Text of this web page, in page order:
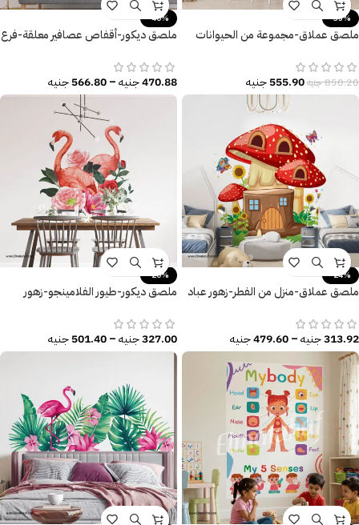
-35%
ملصق عملاق-مجموعة من الحيوانات
850.20جنيه555.90جنيه
-40%
ملصق ديكور-أقفاص عصافير معلقة-فرع
470.88جنيه–
566.80جنيه
-24%
ملصق عملاق-منزل من الفطر-زهور عباد
313.92جنيه–
479.60جنيه
-20%
ملصق ديكور-طيور الفلامينجو-زهور
327.00جنيه–
501.40جنيه